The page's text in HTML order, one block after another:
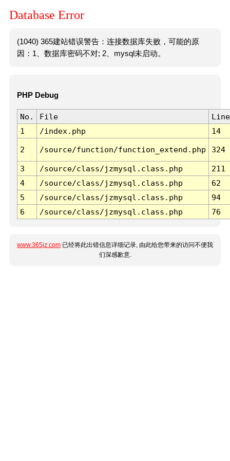
Database Error
(1040) 365建站错误警告：连接数据库失败，可能的原
因：1、数据库密码不对; 2、mysql未启动。
PHP Debug
No. File
Line
1
/index.php 14
2 /source/function/function_extend.php 324
3 /source/class/jzmysql.class.php
211
4
/source/class/jzmysql.class.php
62
5
/source/class/jzmysql.class.php
94
6
/source/class/jzmysql.class.php 76
www.365jz.com 已经将此出错信息详细记录, 由此给您带来的访问不便我
们深感歉意.